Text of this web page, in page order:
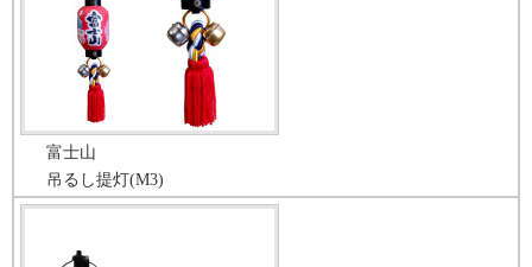
富士山
吊るし提灯(M3)